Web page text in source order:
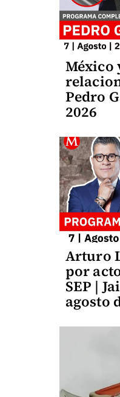
México
Pedro
2026
Arturo
por
SEP |
agosto